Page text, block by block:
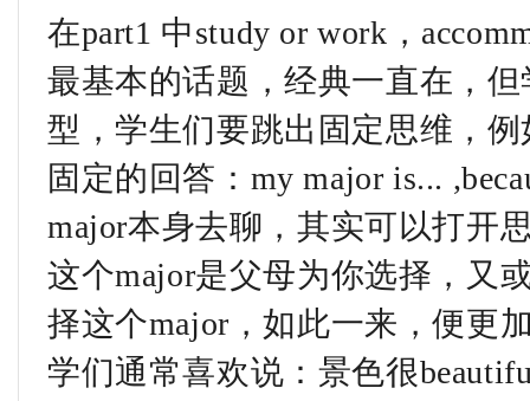
在part1 中study or work，
最基本的话题，经典一直在，
型，学生们要跳出固定思维，
固定的回答：my major is...
major本身去聊，其实可以打开
这个major是父母为你选择，又
择这个major，如此一来，便更
学们通常喜欢说：景色很